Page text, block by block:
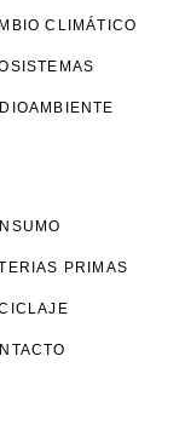
CLIMÁTICO
PRIMAS